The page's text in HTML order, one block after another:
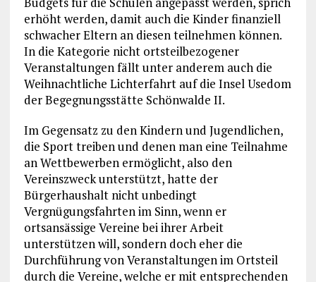
erhöht werden, damit auch die Kinder finanziell
schwacher Eltern an diesen teilnehmen können.
In die Kategorie nicht ortsteilbezogener
Veranstaltungen fällt unter anderem auch die
Weihnachtliche Lichterfahrt auf die Insel Usedom
der Begegnungsstätte Schönwalde II.
Im Gegensatz zu den Kindern und Jugendlichen,
die Sport treiben und denen man eine Teilnahme
an Wettbewerben ermöglicht, also den
Vereinszweck unterstützt, hatte der
Bürgerhaushalt nicht unbedingt
Vergnügungsfahrten im Sinn, wenn er
ortsansässige Vereine bei ihrer Arbeit
unterstützen will, sondern doch eher die
Durchführung von Veranstaltungen im Ortsteil
durch die Vereine, welche er mit entsprechenden